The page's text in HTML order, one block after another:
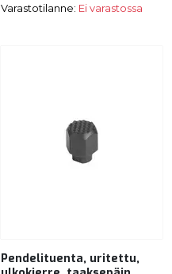
Varastotilanne: Ei varastossa
Pendelituenta, uritettu,